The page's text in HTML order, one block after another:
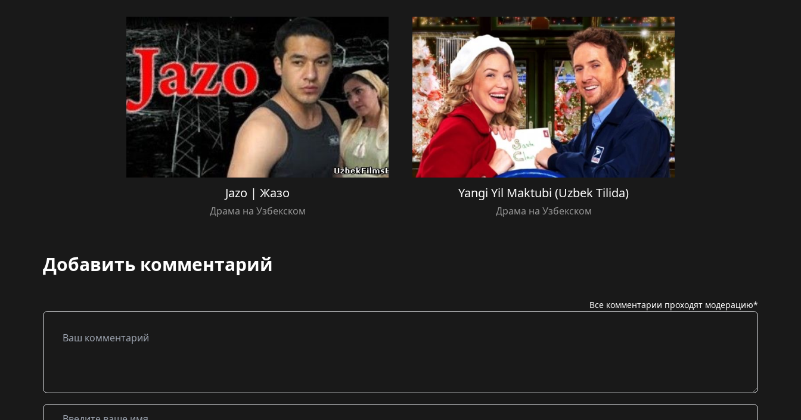
Jazo | Жазо
Драма на Узбекском
Yangi Yil Maktubi (Uzbek Tilida)
Драма на Узбекском
Добавить комментарий
Все комментарии проходят модерацию*